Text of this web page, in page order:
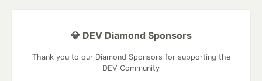
💎 DEV Diamond Sponsors
Thank you to our Diamond Sponsors for supporting the
DEV Community